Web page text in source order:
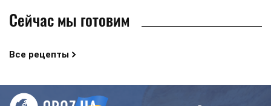
Сейчас мы готовим
Все рецепты